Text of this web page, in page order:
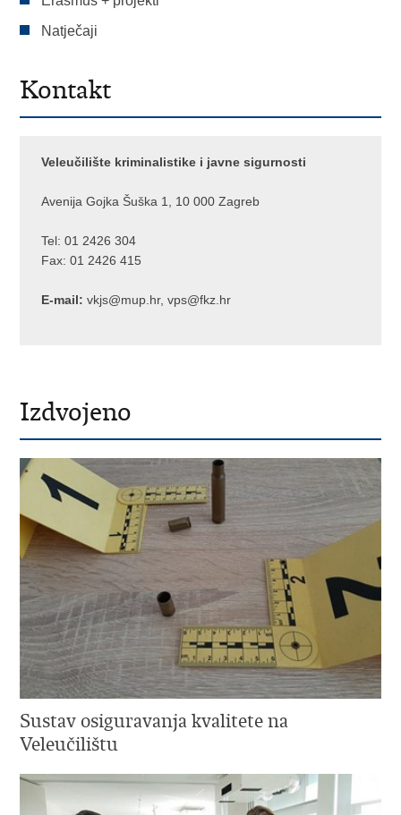
Natječaji
Kontakt
Veleučilište kriminalistike i javne sigurnosti
Avenija Gojka Šuška 1, 10 000 Zagreb
Tel:01 2426 304
Fax: 01 2426 415
E-mail: vkjs@mup.hr,vps@fkz.hr
Izdvojeno
Sustav osiguravanja kvalitete na
Veleučilištu